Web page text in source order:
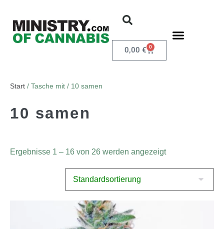
0,00 € 0
Start / Tasche mit / 10 samen
10 samen
Ergebnisse 1 – 16 von 26 werden angezeigt